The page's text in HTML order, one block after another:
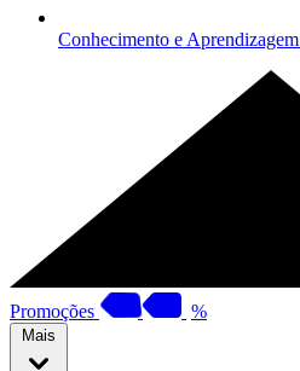
Conhecimento e Aprendizagem
Promoções %
Mais